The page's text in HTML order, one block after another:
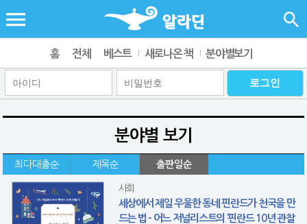
홈 전체 베스트 새로나온 책 분야별보기
분야별 보기
최다대출순 제목순 출판일순
사회
세상에서 제일 우울한 동네 핀란드가 천국을 만
드는 법 - 어느 저널리스트의 ‘핀란드 10년 관찰